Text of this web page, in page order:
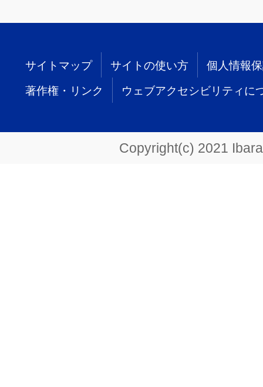
サイトマップ サイトの使い方 個人情報
著作権・リンク ウェブアクセシビリティに
Copyright(c) 2021